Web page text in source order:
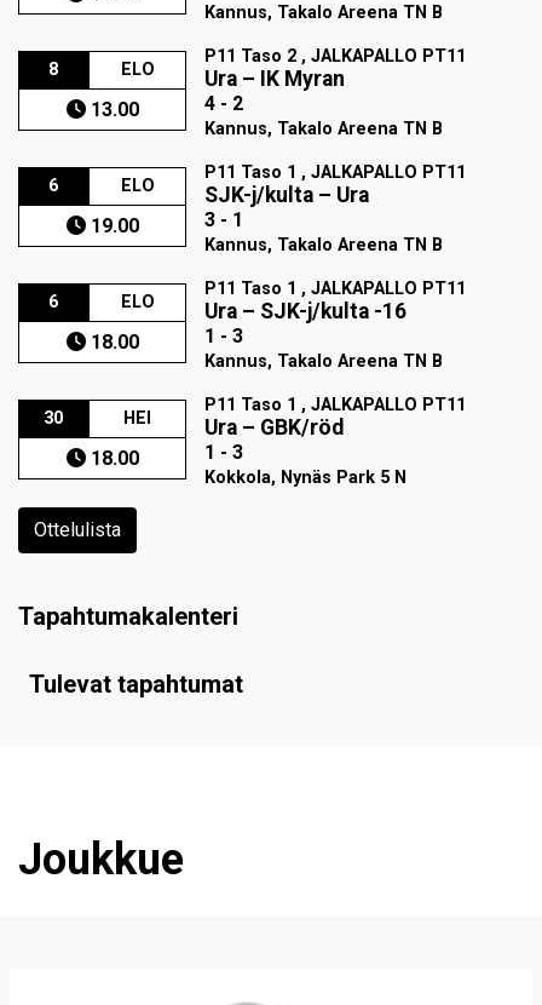
Kannus, Takalo Areena TN B
8 ELO
13.00
P11 Taso 2 , JALKAPALLO PT11
Ura – IK Myran
4 - 2
Kannus, Takalo Areena TN B
6 ELO
19.00
P11 Taso 1 , JALKAPALLO PT11
SJK-j/kulta – Ura
3 - 1
Kannus, Takalo Areena TN B
6 ELO
18.00
P11 Taso 1 , JALKAPALLO PT11
Ura – SJK-j/kulta -16
1 - 3
Kannus, Takalo Areena TN B
30 HEI
18.00
P11 Taso 1 , JALKAPALLO PT11
Ura – GBK/röd
1 - 3
Kokkola, Nynäs Park 5 N
Ottelulista
Tapahtumakalenteri
Tulevat tapahtumat
Joukkue